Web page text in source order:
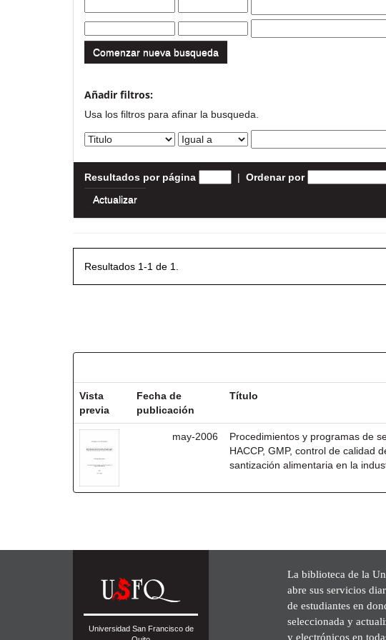
Comenzar nueva busqueda
Añadir filtros:
Usa los filtros para afinar la busqueda.
Resultados por página | Ordenar por
Resultados 1-1 de 1.
Vista
previa
Fecha de
publicación
Título
may-2006
Procedimientos y programas de
HACCP, GMP, control de calidad
santización alimentaria en la
Universidad San Francisco de
La biblioteca de la
abre sus servicios
de estudiantes en
seleccionada y
y electrónicos en